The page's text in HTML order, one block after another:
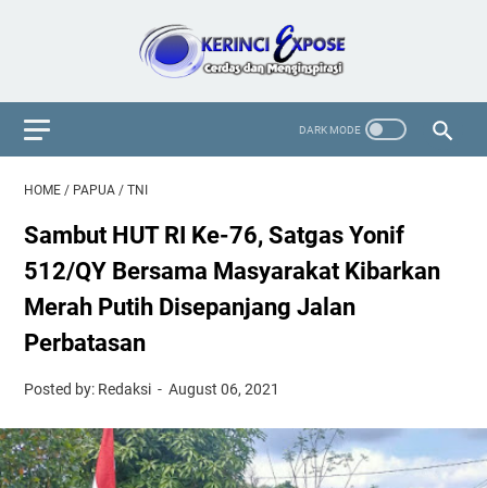
HOME / PAPUA / TNI
Sambut HUT RI Ke-76, Satgas Yonif
512/QY Bersama Masyarakat Kibarkan
Merah Putih Disepanjang Jalan
Perbatasan
Posted by: Redaksi August 06, 2021